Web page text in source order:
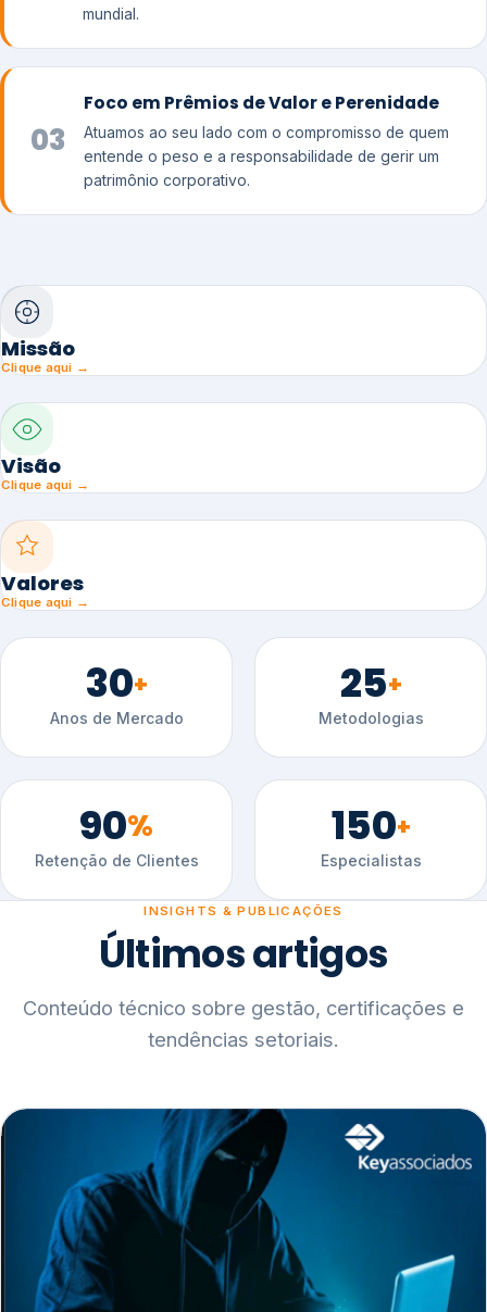
mundial.
03
Foco em Prêmios de Valor e Perenidade
Atuamos ao seu lado com o compromisso de quem
entende o peso e a responsabilidade de gerir um
patrimônio corporativo.
Missão
Clique aqui →
Visão
Clique aqui →
Valores
Clique aqui →
30+
Anos de Mercado
25+
Metodologias
90%
Retenção de Clientes
150+
Especialistas
INSIGHTS & PUBLICAÇÕES
Últimos artigos
Conteúdo técnico sobre gestão, certificações e
tendências setoriais.